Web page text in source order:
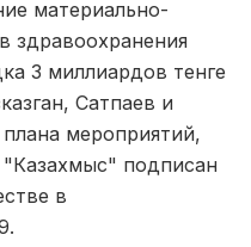
материально-
здравоохранения
3 миллиардов тенге
Сатпаев и
мероприятий,
подписан
в